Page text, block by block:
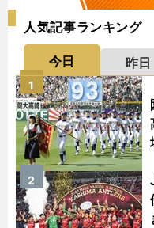
人気記事ランキング
今日 昨日
1
2